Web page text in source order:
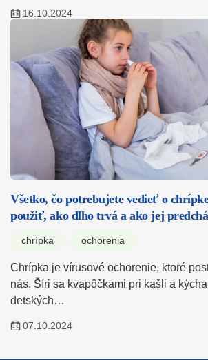
16.10.2024
Všetko, čo potrebujete vedieť o
použiť, ako dlho trvá a ako jej
chrípka ochorenia
Chrípka je vírusové ochorenie, ktoré
nás. Šíri sa kvapôčkami pri kašli a
detských…
07.10.2024